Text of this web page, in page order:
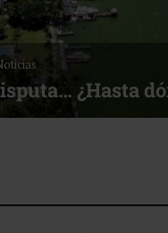
¿Hasta